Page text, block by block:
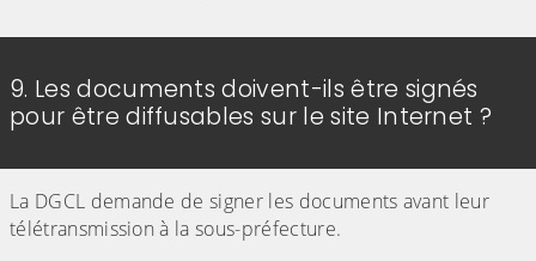
9. Les documents doivent-ils être signés
pour être diffusables sur le site Internet ?
La DGCL demande de signer les documents avant leur
télétransmission à la sous-préfecture.